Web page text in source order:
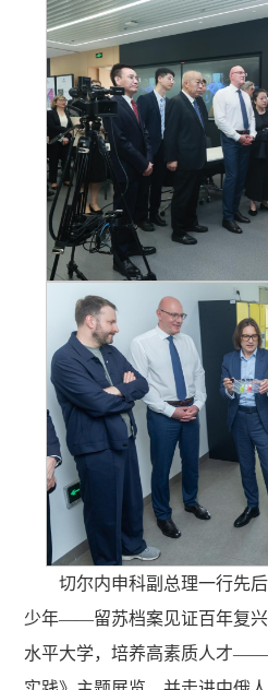
切尔内申科副总理一行先
少年——留苏档案见证百年复
水平大学，培养高素质人才